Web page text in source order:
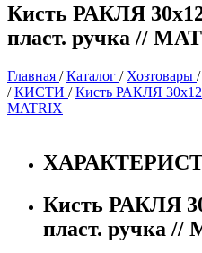
Кисть РАКЛЯ
пласт. ручка //
Главная /Каталог / Хозтовары /
/КИСТИ /Кисть РАКЛЯ
MATRIX
Кисть РАКЛЯ
пласт. ручка //